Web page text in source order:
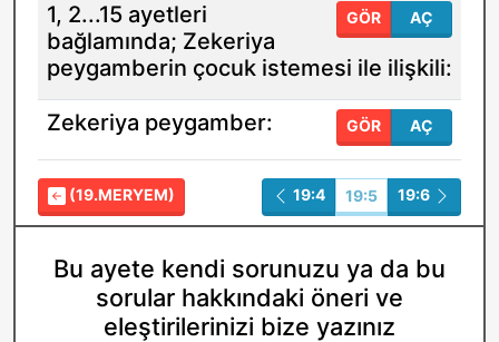
GÖR AÇ
1, 2...15 ayetleri
bağlamında; Zekeriya
peygamberin çocuk istemesi ile ilişkili:
GÖR AÇ
Zekeriya peygamber:
(19.MERYEM) 19:4 19:5 19:6
Bu ayete kendi sorunuzu ya da bu
sorular hakkındaki öneri ve
eleştirilerinizi bize yazınız